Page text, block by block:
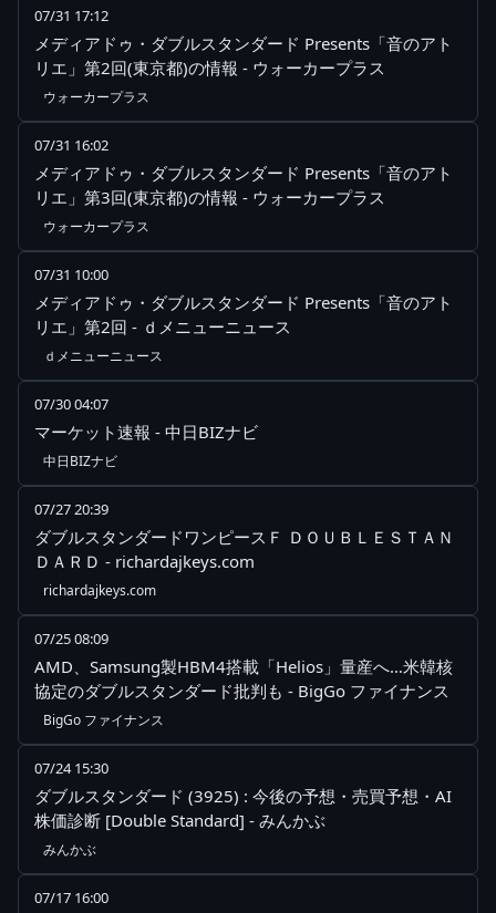
07/31 17:12
メディアドゥ・ダブルスタンダード Presents「音のアト
リエ」第2回(東京都)の情報 - ウォーカープラス
ウォーカープラス
07/31 16:02
メディアドゥ・ダブルスタンダード Presents「音のアト
リエ」第3回(東京都)の情報 - ウォーカープラス
ウォーカープラス
07/31 10:00
メディアドゥ・ダブルスタンダード Presents「音のアト
リエ」第2回 - ｄメニューニュース
ｄメニューニュース
07/30 04:07
マーケット速報 - 中日BIZナビ
中日BIZナビ
07/27 20:39
ダブルスタンダードワンピースＦ ＤＯＵＢＬＥＳＴＡＮ
ＤＡＲＤ - richardajkeys.com
richardajkeys.com
07/25 08:09
AMD、Samsung製HBM4搭載「Helios」量産へ…米韓核
協定のダブルスタンダード批判も - BigGo ファイナンス
BigGo ファイナンス
07/24 15:30
ダブルスタンダード (3925) : 今後の予想・売買予想・AI
株価診断 [Double Standard] - みんかぶ
みんかぶ
07/17 16:00